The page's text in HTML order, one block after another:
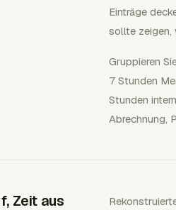
Einträge
sollte zeigen,
Gruppieren
7 Stunden
Stunden
Abrechnung,
Zeit aus